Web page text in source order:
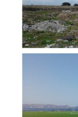
2013
2012
2011
2010